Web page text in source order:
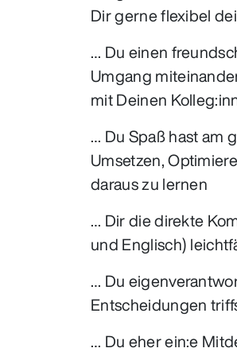
Dir gerne flexibel
… Du einen
Umgang
mit Deinen
… Du Spaß hast am
Umsetzen,
daraus zu lernen
… Dir die direkte
und Englisch)
… Du
Entscheidungen
… Du eher ein:e